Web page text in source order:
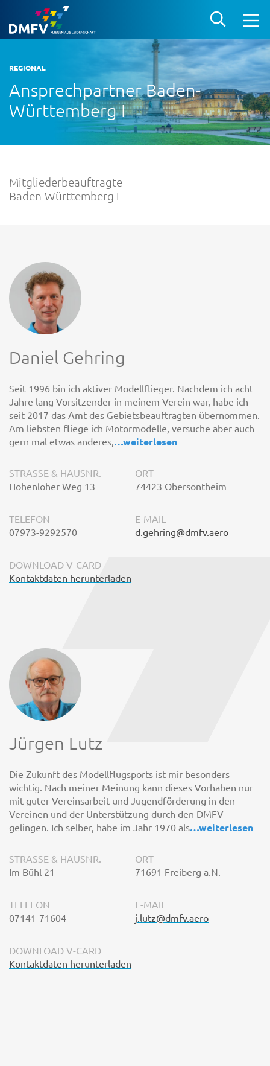
REGIONAL
Ansprechpartner Baden-
Württemberg I
Mitgliederbeauftragte
Baden-Württemberg I
Daniel Gehring
Seit 1996 bin ich aktiver Modellflieger. Nachdem ich acht
Jahre lang Vorsitzender in meinem Verein war, habe ich
seit 2017 das Amt des Gebietsbeauftragten übernommen.
Am liebsten fliege ich Motormodelle, versuche aber auch
gern mal etwas anderes, …weiterlesen
STRASSE & HAUSNR.
Hohenloher Weg 13
ORT
74423 Obersontheim
TELEFON
07973-9292570
E-MAIL
d.gehring@dmfv.aero
DOWNLOAD V-CARD
Kontaktdaten herunterladen
Jürgen Lutz
Die Zukunft des Modellflugsports ist mir besonders
wichtig. Nach meiner Meinung kann dieses Vorhaben nur
mit guter Vereinsarbeit und Jugendförderung in den
Vereinen und der Unterstützung durch den DMFV
gelingen. Ich selber, habe im Jahr 1970 als…weiterlesen
STRASSE & HAUSNR.
Im Bühl 21
ORT
71691 Freiberg a.N.
TELEFON
07141-71604
E-MAIL
j.lutz@dmfv.aero
DOWNLOAD V-CARD
Kontaktdaten herunterladen